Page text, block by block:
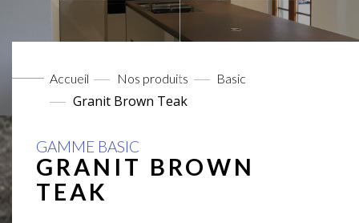
Accueil Nos produits Basic
Granit Brown Teak
GAMME BASIC
GRANIT BROWN
TEAK